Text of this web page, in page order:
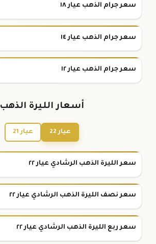
سعر جرام الذهب عيار ١٨
سعر جرام الذهب عيار ١٤
سعر جرام الذهب عيار ١٢
أسعار الليرة الذهب
عيار 22 عيار 21
سعر الليرة الذهب الرشادي عيار ٢٢
سعر نصف الليرة الذهب الرشادي عيار ٢٢
سعر ربع الليرة الذهب الرشادي عيار ٢٢